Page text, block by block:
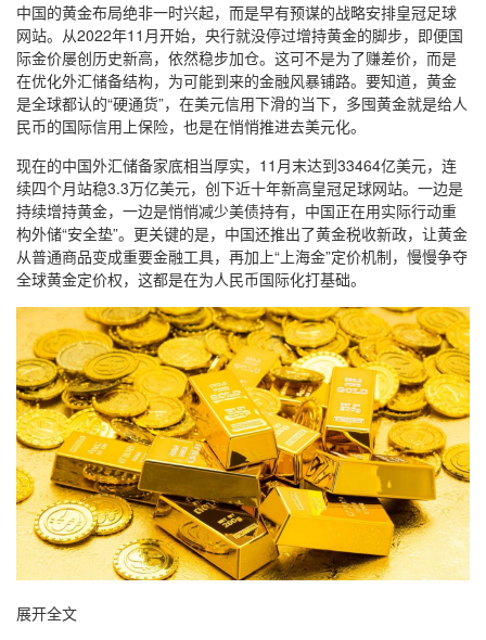
中国的黄金布局绝非一时兴起，而是早有预谋的战略安排皇冠足球
网站。从2022年11月开始，央行就没停过增持黄金的脚步，即便国
际金价屡创历史新高，依然稳步加仓。这可不是为了赚差价，而是
在优化外汇储备结构，为可能到来的金融风暴铺路。要知道，黄金
是全球都认的“硬通货”，在美元信用下滑的当下，多囤黄金就是给人
民币的国际信用上保险，也是在悄悄推进去美元化。
现在的中国外汇储备家底相当厚实，11月末达到33464亿美元，连
续四个月站稳3.3万亿美元，创下近十年新高皇冠足球网站。一边是
持续增持黄金，一边是悄悄减少美债持有，中国正在用实际行动重
构外储“安全垫”。更关键的是，中国还推出了黄金税收新政，让黄金
从普通商品变成重要金融工具，再加上“上海金”定价机制，慢慢争夺
全球黄金定价权，这都是在为人民币国际化打基础。
展开全文